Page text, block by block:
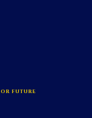
FUTURE